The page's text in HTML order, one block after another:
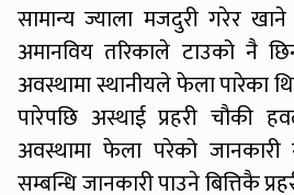
सामान्य ज्याला मजदुरी गरेर खाने
अमानविय तरिकाले टाउको नै
अवस्थामा स्थानीयले फेला पारेका
पारेपछि अस्थाई प्रहरी चौकी
अवस्थामा फेला परेको
सम्बन्धि जानकारी पाउने बित्तिकै